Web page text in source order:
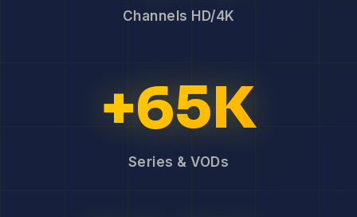
Channels HD/4K
+65K
Series & VODs